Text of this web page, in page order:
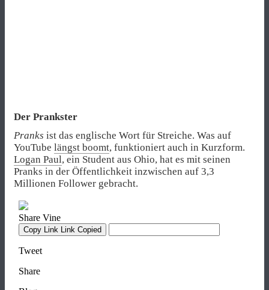
Der Prankster
Pranks ist das englische Wort für Streiche. Was auf
YouTube längst boomt, funktioniert auch in Kurzform.
Logan Paul, ein Student aus Ohio, hat es mit seinen
Pranks in der Öffentlichkeit inzwischen auf 3,3
Millionen Follower gebracht.